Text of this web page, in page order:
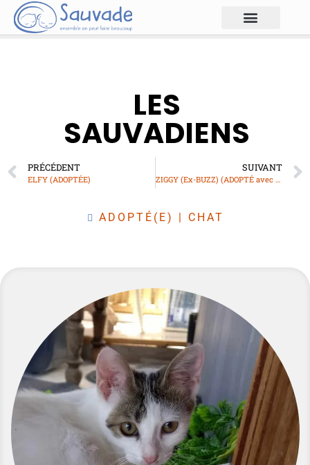
LES
SAUVADIENS
PRÉCÉDENT
ELFY (ADOPTÉE)
SUIVANT
ZIGGY (Ex-BUZZ) (ADOPTÉ avec WILLOW Ex-DIOR)
ADOPTÉ(E) | CHAT